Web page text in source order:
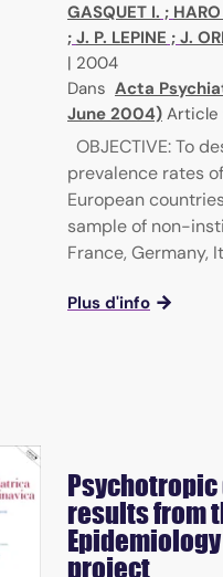
GASQUET I. ;
; J. P. LEPINE ; J.
| 2004
Dans Acta
June 2004) Article
OBJECTIVE: To
prevalence rates
European
sample of non-
France, Germany,
Plus d'info
results from
project